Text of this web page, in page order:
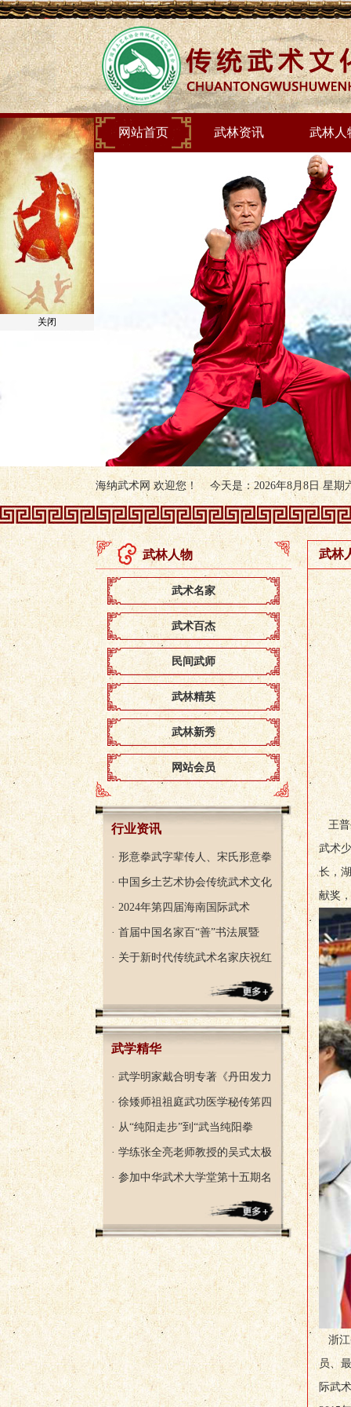
网站首页 武林资讯 武林人
海纳武术网 欢迎您！ 今天是：2026年8月8日 星期
武林人物
武术名家
武术百杰
民间武师
武林精英
武林新秀
网站会员
行业资讯
· 形意拳武字辈传人、宋氏形意拳
· 中国乡土艺术协会传统武术文化
· 2024年第四届海南国际武术
· 首届中国名家百“善”书法展暨
· 关于新时代传统武术名家庆祝红
武学精华
· 武学明家戴合明专著《丹田发力
· 徐矮师祖祖庭武功医学秘传笫四
· 从“纯阳走步”到“武当纯阳拳
· 学练张全亮老师教授的吴式太极
· 参加中华武术大学堂第十五期名
武林
王
武术
长，
献奖
浙江
员、
际武
关闭